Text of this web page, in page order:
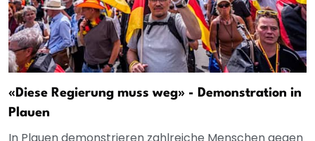
«Diese Regierung muss weg» - Demonstration in
Plauen